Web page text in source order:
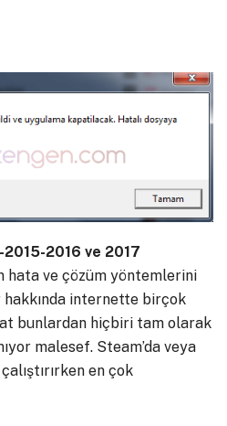
2016 ve 2017
hata ve çözüm yöntemlerini
hakkında internette birçok
bunlardan hiçbiri tam olarak
malesef. Steam’da veya
en çok